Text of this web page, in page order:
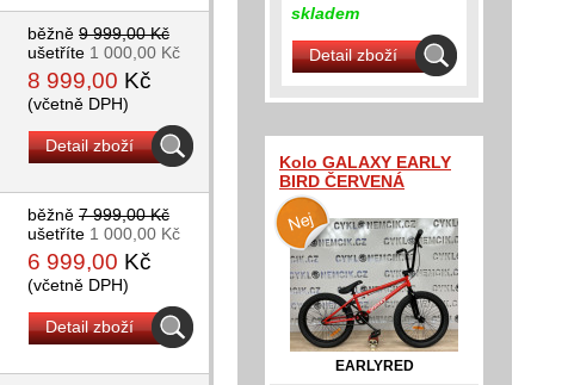
běžně 9 999,00 Kč
ušetříte 1 000,00 Kč
8 999,00 Kč
(včetně DPH)
Detail zboží
běžně 7 999,00 Kč
ušetříte 1 000,00 Kč
6 999,00 Kč
(včetně DPH)
Detail zboží
skladem
Detail zboží
Kolo GALAXY EARLY
BIRD ČERVENÁ
EARLYRED